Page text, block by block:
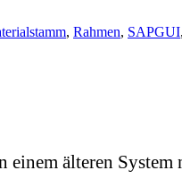
, Rahmen, SAPGUI,
älteren